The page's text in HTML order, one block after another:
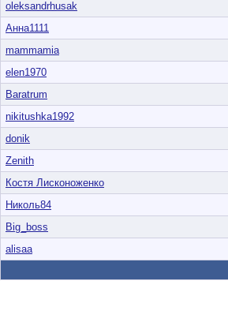
oleksandrhusak
Анна1111
mammamia
elen1970
Baratrum
nikitushka1992
donik
Zenith
Костя Лисконоженко
Николь84
Big_boss
alisaa